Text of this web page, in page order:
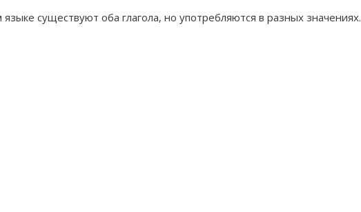
языке существуют оба глагола, но употребляются в разных значениях.